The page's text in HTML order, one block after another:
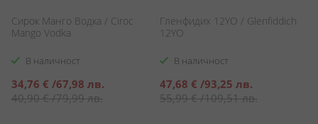
Сирок Манго Водка / Ciroc
Mango Vodka
В наличност
Специална
цена
34,76 € /67,98 лв.
40,90 €/79,99 лв.
Гленфидих 12YO / Glenfiddich
12YO
В наличност
Специална
цена
47,68 € /93,25 лв.
55,99 €/109,51 лв.